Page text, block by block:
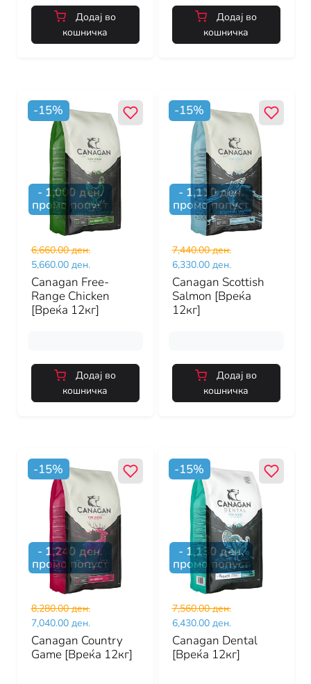
Додај во
кошничка
Додај во
кошничка
-15%
- 1,000ден.
промо попуст
6,660.00 ден.
5,660.00 ден.
Canagan Free-
Range Chicken
[Вреќа 12кг]
Додај во
кошничка
-15%
- 1,110ден.
промо попуст
7,440.00 ден.
6,330.00 ден.
Canagan Scottish
Salmon [Вреќа
12кг]
Додај во
кошничка
-15%
- 1,240ден.
промо попуст
8,280.00 ден.
7,040.00 ден.
Canagan Country
Game [Вреќа 12кг]
-15%
- 1,130ден.
промо попуст
7,560.00 ден.
6,430.00 ден.
Canagan Dental
[Вреќа 12кг]